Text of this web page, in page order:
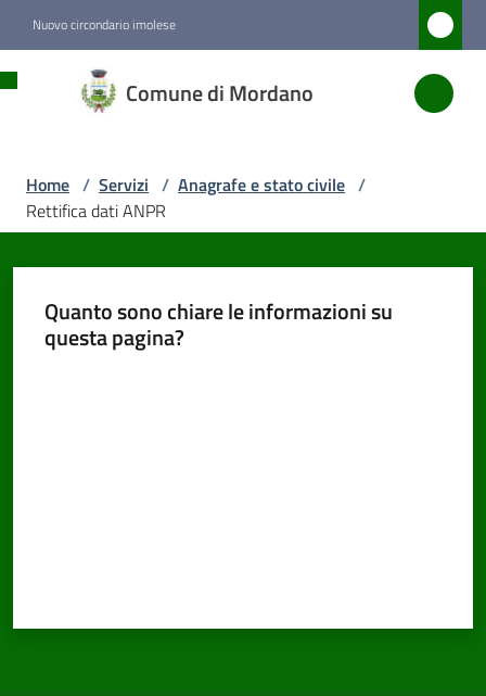
Nuovo circondario imolese
Comune di Mordano
di
Amministrazione
Servizi
Home / Servizi / Anagrafe e stato civile /
Rettifica dati ANPR
Quanto sono chiare le informazioni su
questa pagina?